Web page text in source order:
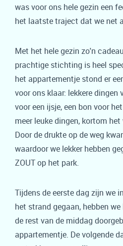
was voor ons hele gezin een
het laatste traject dat we net
Met het hele gezin zo'n
prachtige stichting is heel
het appartementje stond er
voor ons klaar: lekkere dingen
voor een ijsje, een bon voor
meer leuke dingen, kortom
Door de drukte op de weg
waardoor we lekker hebben
ZOUT op het park.
Tijdens de eerste dag zijn we
het strand gegaan, hebben
de rest van de middag
appartementje. De volgende